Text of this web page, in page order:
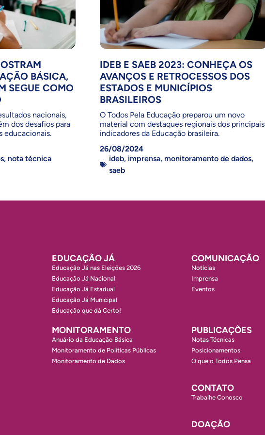
BÁSICA,
SEGUE COMO
nacionais,
dos desafios para
educacionais.
, nota técnica
IDEB E SAEB 2023: CONHEÇA OS
AVANÇOS E RETROCESSOS DOS
ESTADOS E MUNICÍPIOS
BRASILEIROS
O Todos Pela Educação preparou um novo
material com destaques regionais dos principais
indicadores da Educação brasileira.
26/08/2024
ideb, imprensa, monitoramento de dados,
saeb
EDUCAÇÃO JÁ
Educação Já nas Eleições 2026
Educação Já Nacional
Educação Já Estadual
Educação Já Municipal
Educação que dá Certo!
COMUNICAÇÃO
Notícias
Imprensa
Eventos
MONITORAMENTO
Anuário da Educação Básica
Monitoramento de Políticas Públicas
Monitoramento de Dados
PUBLICAÇÕES
Notas Técnicas
Posicionamentos
O que o Todos Pensa
CONTATO
Trabalhe Conosco
DOAÇÃO